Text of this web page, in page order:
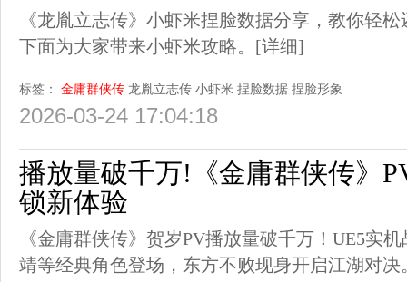
《龙胤立志传》小虾米捏脸数据分享，教你轻
下面为大家带来小虾米攻略。 [详细]
标签： 金庸群侠传 龙胤立志传 小虾米 捏脸数据 捏脸形象
2026-03-24 17:04:18
播放量破千万!《金庸群侠传》
锁新体验
《金庸群侠传》贺岁PV播放量破千万！UE5实
靖等经典角色登场，东方不败现身开启江湖对